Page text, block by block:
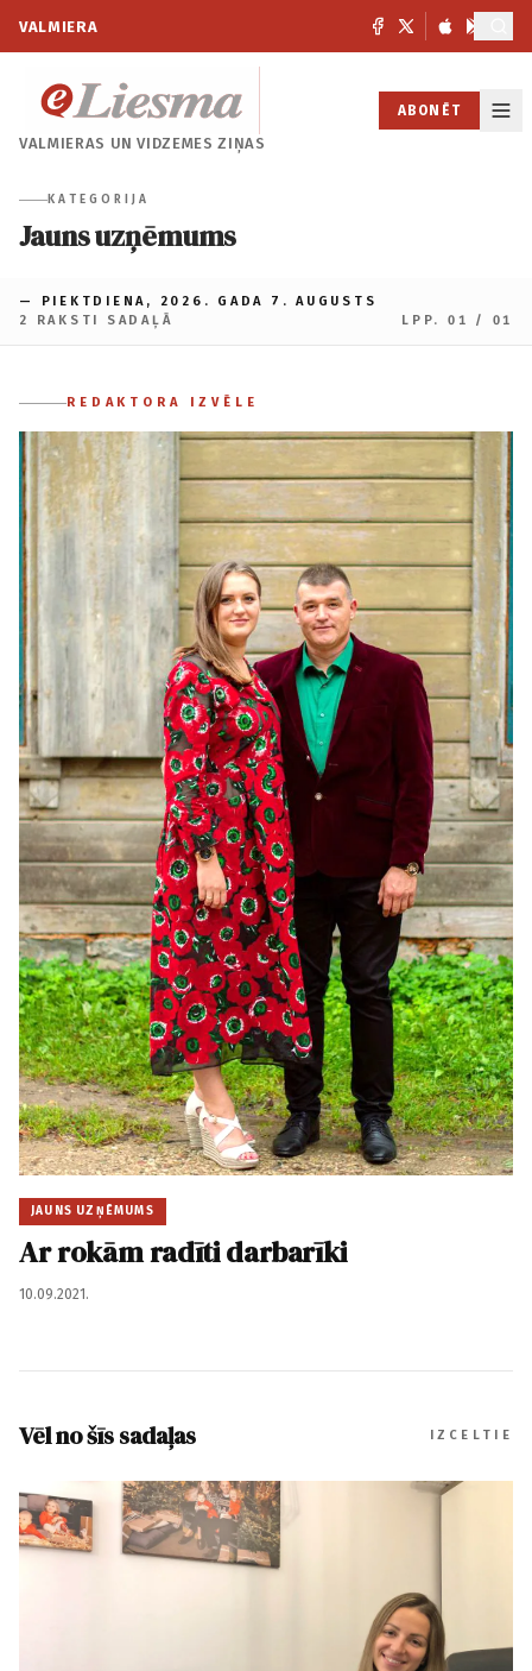
VALMIERA
VALMIERAS UNVIDZEMES ZIŅAS
ABONĒT
KATEGORIJA
Jauns uzņēmums
— PIEKTDIENA, 2026. GADA 7. AUGUSTS
2 RAKSTI SADAĻĀ
LPP. 01 / 01
REDAKTORA IZVĒLE
JAUNS UZŅĒMUMS
Ar rokām radīti darbarīki
10.09.2021.
Vēl no šīs sadaļas IZCELTIE